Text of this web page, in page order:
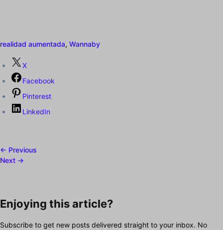
realidad aumentada, Wannaby
X
Facebook
Pinterest
LinkedIn
← Previous
Next →
Enjoying this article?
Subscribe to get new posts delivered straight to your inbox. No